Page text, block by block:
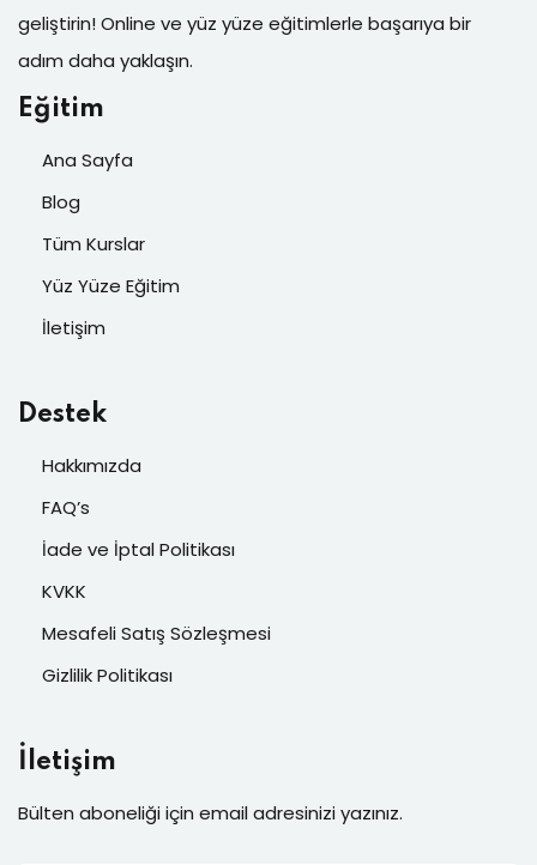
geliştirin! Online ve yüz yüze eğitimlerle başarıya bir
adım daha yaklaşın.
Eğitim
Ana Sayfa
Blog
Tüm Kurslar
Yüz Yüze Eğitim
İletişim
Destek
Hakkımızda
FAQ’s
İade ve İptal Politikası
KVKK
Mesafeli Satış Sözleşmesi
Gizlilik Politikası
İletişim
Bülten aboneliği için email adresinizi yazınız.